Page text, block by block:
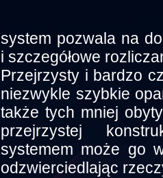
system pozwala na
i szczegółowe
Przejrzysty i bardzo
niezwykle szybkie
także tych mniej
przejrzystej
systemem może go
odzwierciedlając